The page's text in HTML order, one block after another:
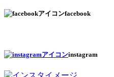
facebook
instagram